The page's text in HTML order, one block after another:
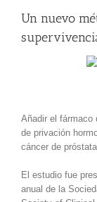
Un nuevo
Añadir el fármaco
de privación
cáncer de
El estudio fue
anual de la